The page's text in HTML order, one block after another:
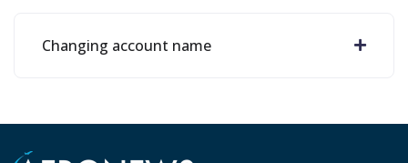
Changing account name